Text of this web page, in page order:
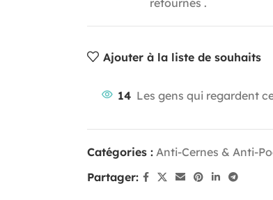
retournés .
Ajouter à la liste de souhaits
14 Les gens qui regardent
Catégories : Anti-Cernes & Anti-
Partager: